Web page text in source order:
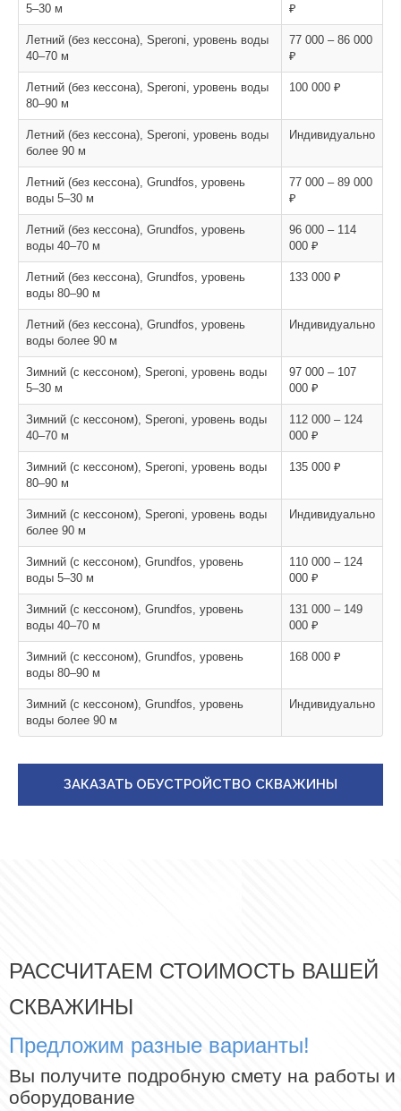
5–30 м ₽
Летний (без кессона), Speroni, уровень воды
40–70 м
77 000 – 86 000
₽
Летний (без кессона), Speroni, уровень воды
80–90 м
100 000 ₽
Летний (без кессона), Speroni, уровень воды
более 90 м
Индивидуально
Летний (без кессона), Grundfos, уровень
воды 5–30 м
77 000 – 89 000
₽
Летний (без кессона), Grundfos, уровень
воды 40–70 м
96 000 – 114
000 ₽
Летний (без кессона), Grundfos, уровень
воды 80–90 м
133 000 ₽
Летний (без кессона), Grundfos, уровень
воды более 90 м
Индивидуально
Зимний (с кессоном), Speroni, уровень воды
5–30 м
97 000 – 107
000 ₽
Зимний (с кессоном), Speroni, уровень воды
40–70 м
112 000 – 124
000 ₽
Зимний (с кессоном), Speroni, уровень воды
80–90 м
135 000 ₽
Зимний (с кессоном), Speroni, уровень воды
более 90 м
Индивидуально
Зимний (с кессоном), Grundfos, уровень
воды 5–30 м
110 000 – 124
000 ₽
Зимний (с кессоном), Grundfos, уровень
воды 40–70 м
131 000 – 149
000 ₽
Зимний (с кессоном), Grundfos, уровень
воды 80–90 м
168 000 ₽
Зимний (с кессоном), Grundfos, уровень
воды более 90 м
Индивидуально
ЗАКАЗАТЬ ОБУСТРОЙСТВО СКВАЖИНЫ
РАССЧИТАЕМ СТОИМОСТЬ ВАШЕЙ
СКВАЖИНЫ
Предложим разные варианты!
Вы получите подробную смету на работы и
оборудование